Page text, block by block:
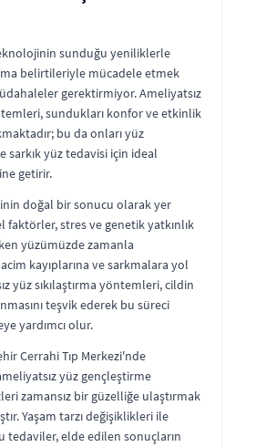
sunduğu yeniliklerle
belirtileriyle mücadele etmek
gerektirmiyor. Ameliyatsız
sundukları konfor ve etkinlik
bu da onları yüz
sarkık yüz tedavisi için ideal
getirir.
doğal bir sonucu olarak yer
faktörler, stres ve genetik yatkınlık
yüzümüzde zamanla
kayıplarına ve sarkmalara yol
yüz sıkılaştırma yöntemleri, cildin
teşvik ederek bu süreci
yardımcı olur.
Cerrahi Tıp Merkezi'nde
yüz gençleştirme
zamansız bir güzelliğe ulaştırmak
Yaşam tarzı değişiklikleri ile
tedaviler, elde edilen sonuçların